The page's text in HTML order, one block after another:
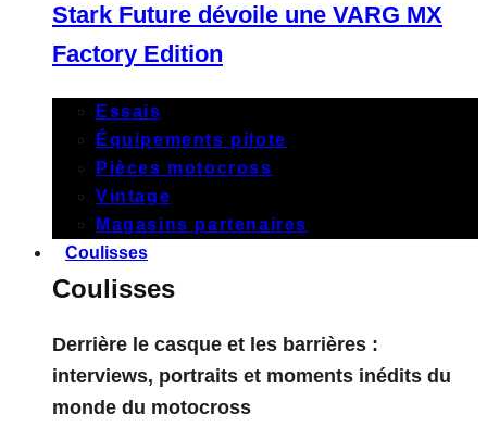
Stark Future dévoile une VARG MX
Factory Edition
Essais
Équipements pilote
Pièces motocross
Vintage
Magasins partenaires
Coulisses
Coulisses
Derrière le casque et les barrières :
interviews, portraits et moments inédits du
monde du motocross